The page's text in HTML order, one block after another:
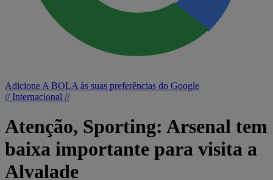
Adicione A BOLA às suas preferências do Google
// Internacional //
Atenção, Sporting: Arsenal tem
baixa importante para visita a
Alvalade